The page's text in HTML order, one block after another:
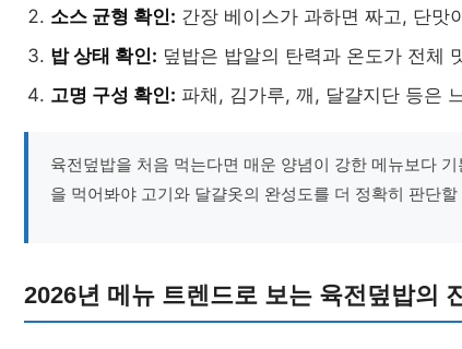
소스 균형 확인: 간장 베이스가 과하면 짜고, 단맛
밥 상태 확인: 덮밥은 밥알의 탄력과 온도가 전체
고명 구성 확인: 파채, 김가루, 깨, 달걀지단 등은
육전덮밥을 처음 먹는다면 매운 양념이 강한 메뉴보다
을 먹어봐야 고기와 달걀옷의 완성도를 더 정확히 판단
2026년 메뉴 트렌드로 보는 육전덮밥의